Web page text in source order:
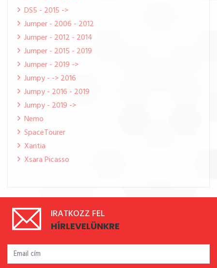
DS5 - 2015 ->
Jumper - 2006 - 2012
Jumper - 2012 - 2014
Jumper - 2015 - 2019
Jumper - 2019 ->
Jumpy - -> 2016
Jumpy - 2016 - 2019
Jumpy - 2019 ->
Nemo
SpaceTourer
Xantia
Xsara Picasso
IRATKOZZ FEL
HÍRLEVELÜNKRE